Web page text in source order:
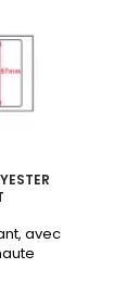
avec
:
: